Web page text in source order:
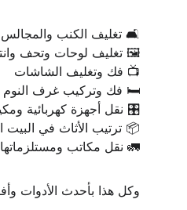
🛋️ تغليف الكنب والمجالس
🖼️ تغليف لوحات وتحف
📺 فك وتغليف الشاشات
🛏️ فك وتركيب غرف النوم
🎛️ نقل أجهزة كهربائية
📦 ترتيب الأثاث في البيت
🚛 نقل مكاتب ومستلزماتها
وكل هذا بأحدث الأدوات